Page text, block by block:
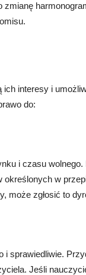
interesy i
do:
i czasu wolnego.
w
może zgłosić to
sprawiedliwie.
Jeśli